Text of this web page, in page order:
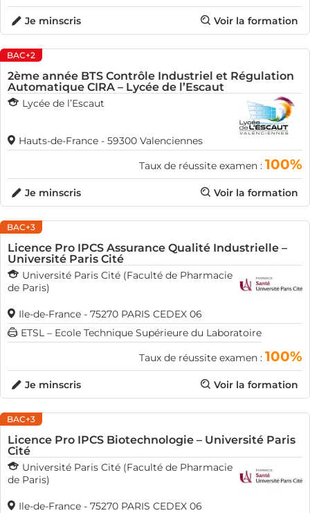
Voir la formation
Je minscris
BAC+2
2ème année BTS Contrôle Industriel et Régulation
Automatique CIRA – Lycée de l’Escaut
Lycée de l’Escaut
Hauts-de-France - 59300 Valenciennes
Taux de réussite examen : 100%
Voir la formation
Je minscris
BAC+3
Licence Pro IPCS Assurance Qualité Industrielle –
Université Paris Cité
Université Paris Cité (Faculté de Pharmacie
de Paris)
Ile-de-France - 75270 PARIS CEDEX 06
ETSL – Ecole Technique Supérieure du Laboratoire
Taux de réussite examen : 100%
Voir la formation
Je minscris
BAC+3
Licence Pro IPCS Biotechnologie – Université Paris
Cité
Université Paris Cité (Faculté de Pharmacie
de Paris)
Ile-de-France - 75270 PARIS CEDEX 06